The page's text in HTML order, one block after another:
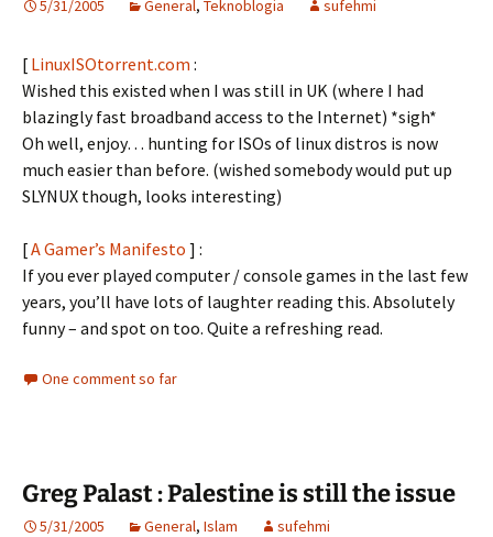
5/31/2005 General, Teknoblogia sufehmi
[ LinuxISOtorrent.com :
Wished this existed when I was still in UK (where I had
blazingly fast broadband access to the Internet) *sigh*
Oh well, enjoy… hunting for ISOs of linux distros is now
much easier than before. (wished somebody would put up
SLYNUX though, looks interesting)
[A Gamer’s Manifesto ] :
If you ever played computer / console games in the last few
years, you’ll have lots of laughter reading this. Absolutely
funny – and spot on too. Quite a refreshing read.
One comment so far
Greg Palast : Palestine is still the issue
5/31/2005 General, Islam sufehmi